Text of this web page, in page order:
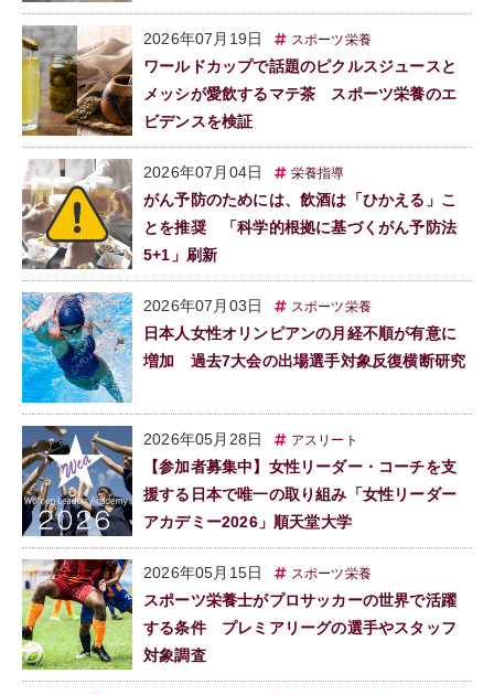
2026年07月19日 スポーツ栄養
ワールドカップで話題のピクルスジュースと
メッシが愛飲するマテ茶 スポーツ栄養のエ
ビデンスを検証
2026年07月04日 栄養指導
がん予防のためには、飲酒は「ひかえる」こ
とを推奨 「科学的根拠に基づくがん予防法
5+1」刷新
2026年07月03日 スポーツ栄養
日本人女性オリンピアンの月経不順が有意に
増加 過去7大会の出場選手対象反復横断研究
2026年05月28日 アスリート
【参加者募集中】女性リーダー・コーチを支
援する日本で唯一の取り組み「女性リーダー
アカデミー2026」順天堂大学
2026年05月15日 スポーツ栄養
スポーツ栄養士がプロサッカーの世界で活躍
する条件 プレミアリーグの選手やスタッフ
対象調査